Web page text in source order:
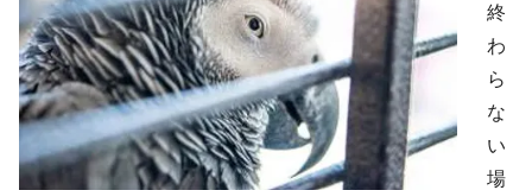
終
わ
ら
な
い
場